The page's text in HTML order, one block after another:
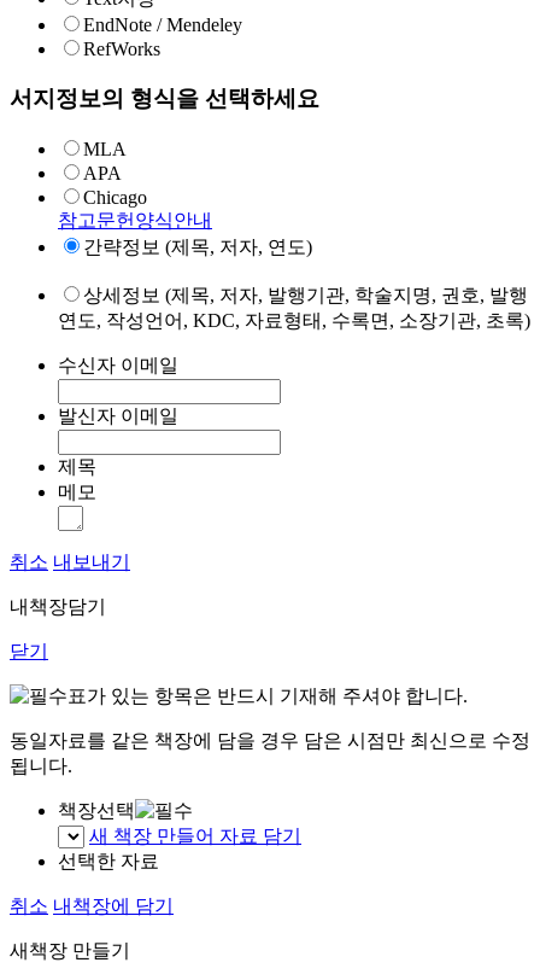
EndNote / Mendeley
RefWorks
서지정보의 형식을 선택하세요
MLA
APA
Chicago
참고문헌양식안내
간략정보 (제목, 저자, 연도)
상세정보 (제목, 저자, 발행기관, 학술지명, 권호, 발행
연도, 작성언어, KDC, 자료형태, 수록면, 소장기관, 초록)
수신자 이메일
발신자 이메일
제목
메모
취소 내보내기
내책장담기
닫기
표가 있는 항목은 반드시 기재해 주셔야 합니다.
동일자료를 같은 책장에 담을 경우 담은 시점만 최신으로 수정
됩니다.
책장선택
새 책장 만들어 자료 담기
선택한 자료
취소 내책장에 담기
새책장 만들기